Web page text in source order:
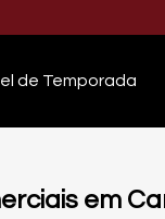
de Temporada
em